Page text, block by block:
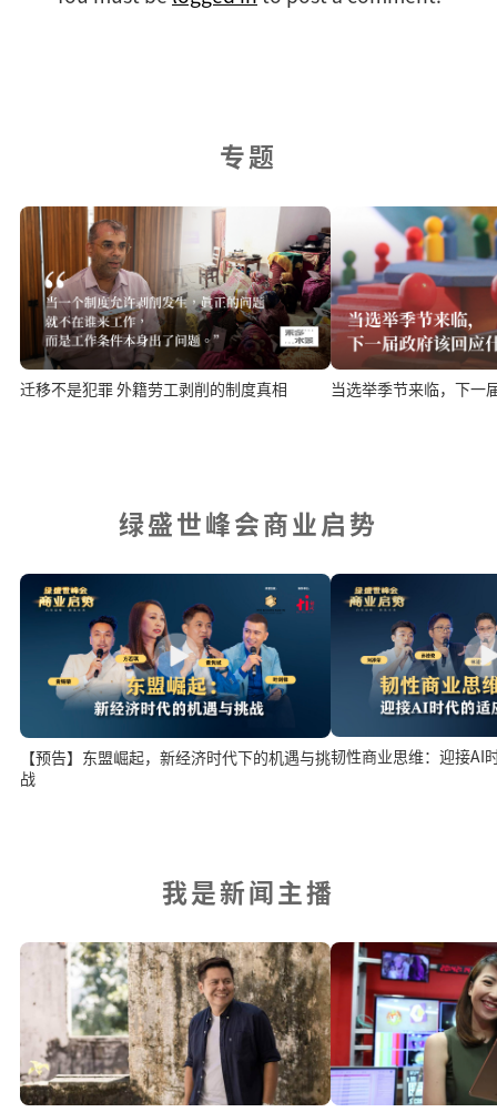
专题
迁移不是犯罪 外籍劳工剥削的制度真相 当选举季节来临，下一
绿盛世峰会商业启势
【预告】东盟崛起，新经济时代下的机遇与挑
战
韧性商业思维：迎接AI
我是新闻主播